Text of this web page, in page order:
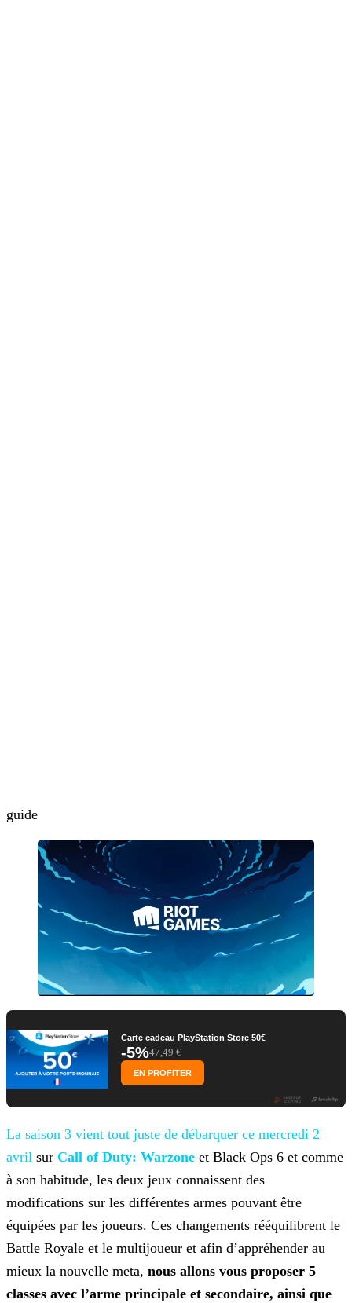
guide
Carte cadeau PlayStation Store 50€
-5%47,49 €
EN PROFITER
La saison 3 vient tout juste de débarquer ce mercredi 2
avril sur Call of Duty: Warzone et Black Ops 6 et comme
à son habitude, les deux jeux connaissent des
modifications sur les différentes armes pouvant être
équipées par les joueurs. Ces changements rééquilibrent le
Battle Royale et le multijoueur et afin d’appréhender au
mieux la nouvelle meta, nous allons vous proposer 5
classes avec l’arme principale et secondaire, ainsi que